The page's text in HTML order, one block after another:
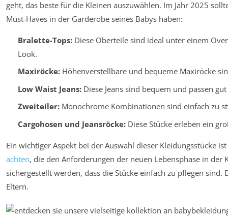
geht, das beste für die Kleinen auszuwählen. Im Jahr 2025
Must-Haves in der Garderobe seines Babys haben:
Bralette-Tops:Diese Oberteile sind ideal unter einem
Look.
Maxiröcke:Höhenverstellbare und bequeme Maxiröcke
Low Waist Jeans:Diese Jeans sind bequem und passen
Zweiteiler:Monochrome Kombinationen sind einfach zu
Cargohosen und Jeansröcke:Diese Stücke erleben ein
Ein wichtiger Aspekt bei der Auswahl dieser Kleidungsstücke
achten, die den Anforderungen der neuen Lebensphase in
sichergestellt werden, dass die Stücke einfach zu pflegen
Eltern.